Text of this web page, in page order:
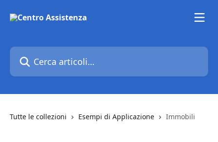
Cerca articoli…
Tutte le collezioni Esempi di Applicazione Immobili